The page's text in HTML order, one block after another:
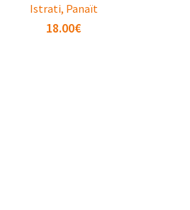
Istrati, Panaït
18.00€